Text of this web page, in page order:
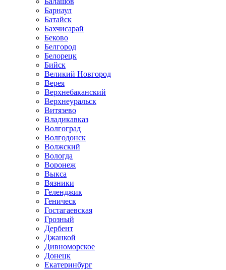
Барнаул
Батайск
Бахчисарай
Беково
Белгород
Белорецк
Бийск
Великий Новгород
Верея
Верхнебаканский
Верхнеуральск
Витязево
Владикавказ
Волгоград
Волгодонск
Волжский
Вологда
Воронеж
Выкса
Вязники
Геленджик
Геническ
Гостагаевская
Грозный
Дербент
Джанкой
Дивноморское
Донецк
Екатеринбург